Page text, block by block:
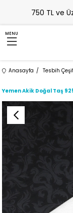
750 TL ve
MENU
Anasayfa Tesbih
Yemen Akik Doğal Taş